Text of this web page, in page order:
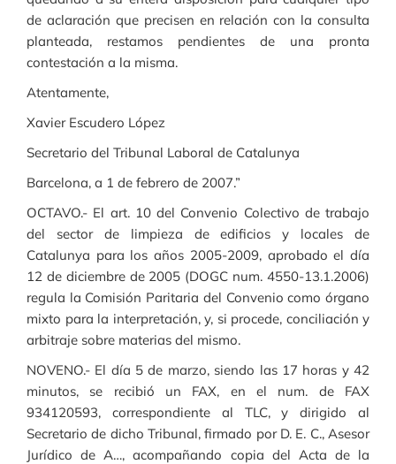
de aclaración que precisen en relación con la consulta
planteada, restamos pendientes de una pronta
contestación a la misma.
Atentamente,
Xavier Escudero López
Secretario del Tribunal Laboral de Catalunya
Barcelona, a 1 de febrero de 2007.”
OCTAVO.- El art. 10 del Convenio Colectivo de trabajo
del sector de limpieza de edificios y locales de
Catalunya para los años 2005-2009, aprobado el día
12 de diciembre de 2005 (DOGC num. 4550-13.1.2006)
regula la Comisión Paritaria del Convenio como órgano
mixto para la interpretación, y, si procede, conciliación y
arbitraje sobre materias del mismo.
NOVENO.- El día 5 de marzo, siendo las 17 horas y 42
minutos, se recibió un FAX, en el num. de FAX
934120593, correspondiente al TLC, y dirigido al
Secretario de dicho Tribunal, firmado por D. E. C., Asesor
Jurídico de A…, acompañando copia del Acta de la